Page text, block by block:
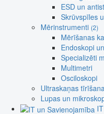
ESD un
Skrūvspīles
Mērinstrumenti (2)
Mērīšanas
Endoskopi
Specializēti
Multimetri
Osciloskopi
Ultraskaņas tīrīšana
Lupas un